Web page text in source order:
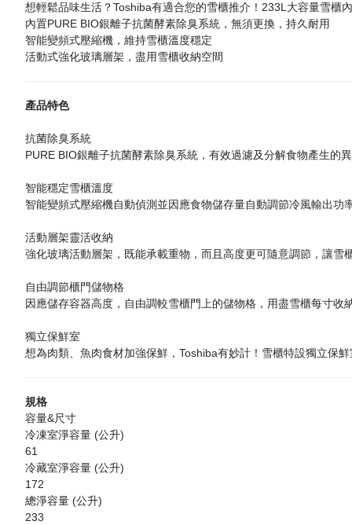
想輕鬆品味生活？Toshiba有適合您的雪櫃推介！233L大容量雪櫃
內置PURE BIO銀離子抗菌酵素除臭系統，無須更換，持久耐用
智能變頻式壓縮機，維持雪櫃溫度穩定
活動式強化玻璃層架，盡用雪櫃收納空間
產品特色
抗菌除臭系統
PURE BIO銀離子抗菌酵素除臭系統，有效過濾及分解食物產生的
智能穩定雪櫃溫度
智能變頻式壓縮機自動偵測並因應食物儲存量自動調節冷風輸出功
活動層架靈活收納
強化玻璃活動層架，既能承載重物，而且高度更可隨意調節，讓雪
自由調節櫃門儲物格
因應儲存容器高度，自由調較雪櫃門上的儲物格，用盡雪櫃每寸收
獨立保鮮室
想為肉類、魚肉食材加強保鮮，Toshiba有妙計！雪櫃特設獨立保
規格
容量&尺寸
冷凍室淨容量 (公升)
61
冷藏室淨容量 (公升)
172
總淨容量 (公升)
233